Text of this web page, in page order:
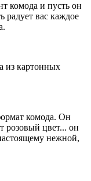
комода и пусть он
радует вас каждое
из картонных
комода. Он
розовый цвет... он
нежной,